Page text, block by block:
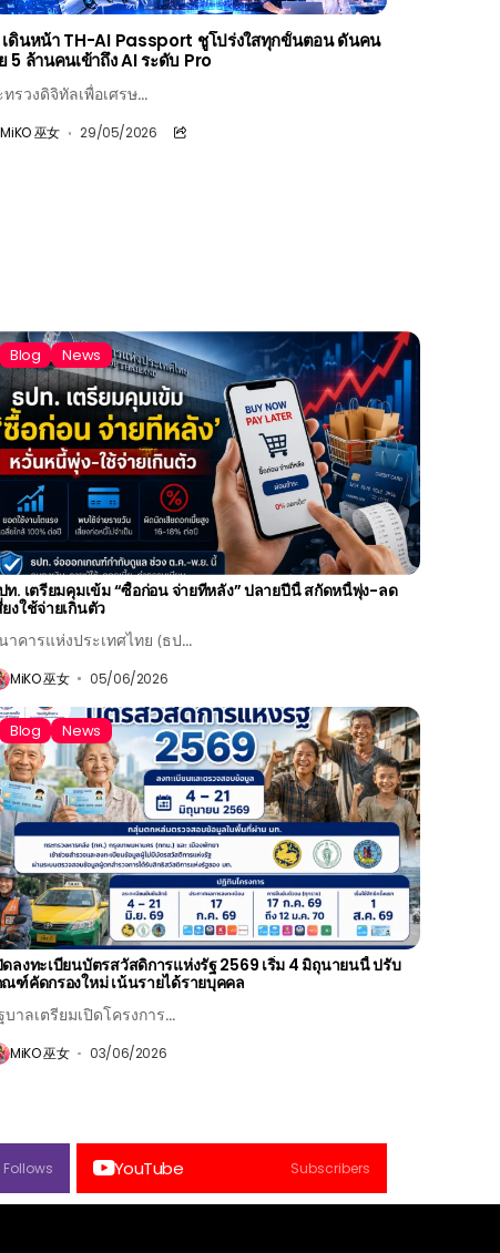
ดินหน้า TH-AI Passport ชูโปร่งใสทุกขั้นตอน ดันคน
5 ล้านคนเข้าถึง AI ระดับ Pro
ทรวงดิจิทัลเพื่อเศรษ...
MiKO 巫女 29/05/2026
Blog News
ท. เตรียมคุมเข้ม “ซื้อก่อน จ่ายทีหลัง” ปลายปีนี้ สกัดหนี้พุ่ง-ลด
ยงใช้จ่ายเกินตัว
าคารแห่งประเทศไทย (ธป...
MiKO 巫女 05/06/2026
Blog News
ดลงทะเบียนบัตรสวัสดิการแห่งรัฐ 2569 เริ่ม 4 มิถุนายนนี้ ปรับ
ณฑ์คัดกรองใหม่ เน้นรายได้รายบุคคล
บาลเตรียมเปิดโครงการ...
MiKO 巫女 03/06/2026
Follows YouTube Subscribers